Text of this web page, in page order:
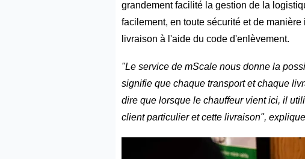
grandement facilité la gestion de la
facilement, en toute sécurité et de
livraison à l'aide du code d'enlèvement.
"Le service de mScale nous donne la
signifie que chaque transport et chaque
dire que lorsque le chauffeur vient ici, il
client particulier et cette livraison",